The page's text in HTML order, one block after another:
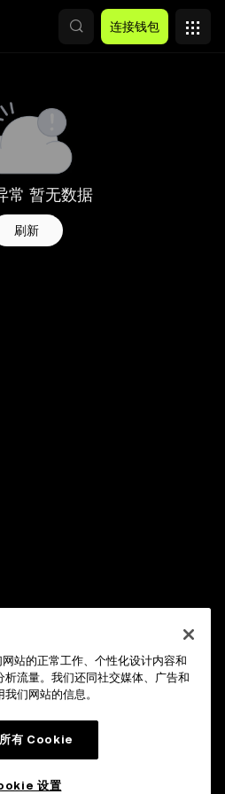
连接钱包
常 暂无数据
刷新
站的正常工作、个性化设计内容和
流量。我们还同社交媒体、广告和
们网站的信息。
有 Cookie
设置